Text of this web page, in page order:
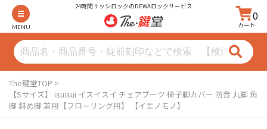
MENU
24時間サッシロックのDEWAロックサービス
0
カート
The鍵堂TOP
【Sサイズ】 isuisui イスイスイ チェアブーツ 椅子脚カバー 防音 丸脚 角
脚 斜め脚 兼用【フローリング用】 【イエノモノ】